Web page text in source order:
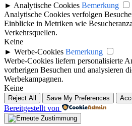
► Analytische Cookies Bemerkung
Analytische Cookies verfolgen
Einblicke in Metriken wie
Verkehrsquellen.
Keine
► Werbe-Cookies Bemerkung
Werbe-Cookies liefern personalisierte
vorherigen Besuchen und analysieren
Werbekampagnen.
Keine
Reject All Save My Preferences
Bereitgestellt von